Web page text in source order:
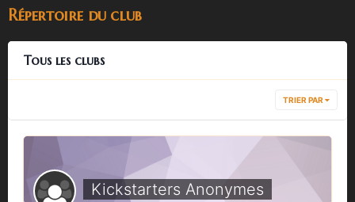
Répertoire du club
Tous les clubs
TRIER PAR
Kickstarters Anonymes